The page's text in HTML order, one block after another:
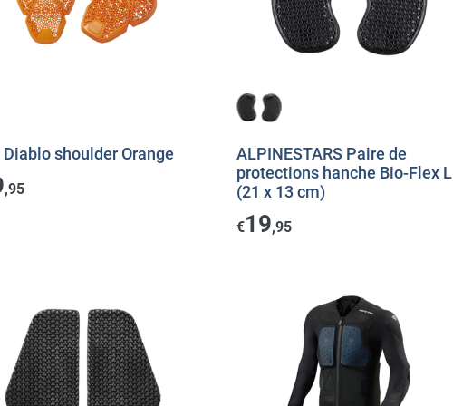
Diablo shoulder Orange
,95
ALPINESTARS Paire de
protections hanche Bio-Flex L
(21 x 13 cm)
€19,95